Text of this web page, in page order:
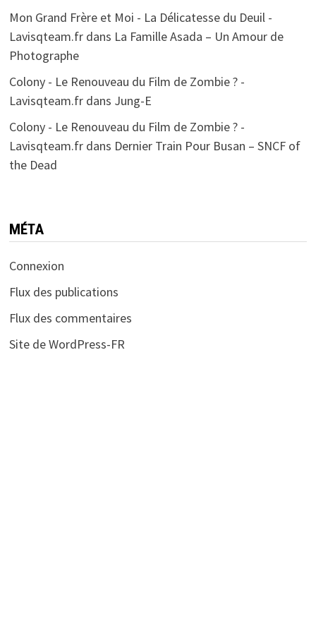
Mon Grand Frère et Moi - La Délicatesse du Deuil -
Lavisqteam.frdans La Famille Asada – Un Amour de
Photographe
Colony - Le Renouveau du Film de Zombie ? -
Lavisqteam.frdans Jung-E
Colony - Le Renouveau du Film de Zombie ? -
Lavisqteam.frdans Dernier Train Pour Busan – SNCF of
the Dead
MÉTA
Connexion
Flux des publications
Flux des commentaires
Site de WordPress-FR